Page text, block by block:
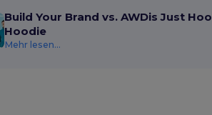
(74)
(2)
Build Your Brand vs. AWDis Just
Hoodie
Mehr lesen...